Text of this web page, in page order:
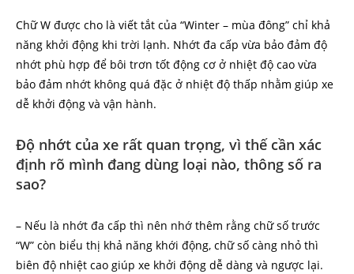
Chữ W được cho là viết tắt của “Winter – mùa đông” chỉ khả
năng khởi động khi trời lạnh. Nhớt đa cấp vừa bảo đảm độ
nhớt phù hợp để bôi trơn tốt động cơ ở nhiệt độ cao vừa
bảo đảm nhớt không quá đặc ở nhiệt độ thấp nhằm giúp xe
dễ khởi động và vận hành.
Độ nhớt của xe rất quan trọng, vì thế cần xác
định rõ mình đang dùng loại nào, thông số ra
sao?
– Nếu là nhớt đa cấp thì nên nhớ thêm rằng chữ số trước
“W” còn biểu thị khả năng khới động, chữ số càng nhỏ thì
biên độ nhiệt cao giúp xe khởi động dễ dàng và ngược lại.